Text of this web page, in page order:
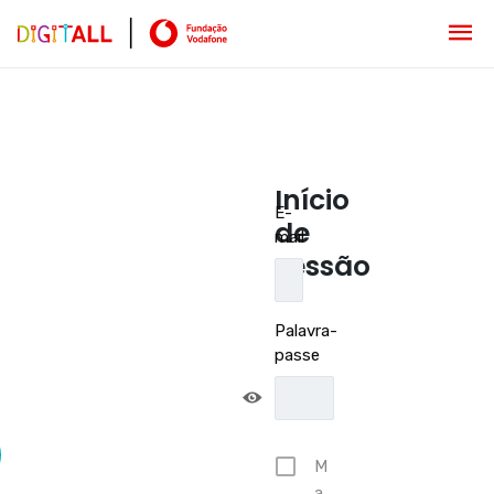
Início
de
sessão
E-
mail
Palavra-
passe
M